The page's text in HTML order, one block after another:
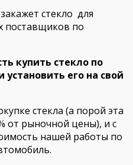
стекло для
поставщиков по
купить стекло по
его на свой
стекла (а порой эта
от рыночной цены), и с
нашей работы по